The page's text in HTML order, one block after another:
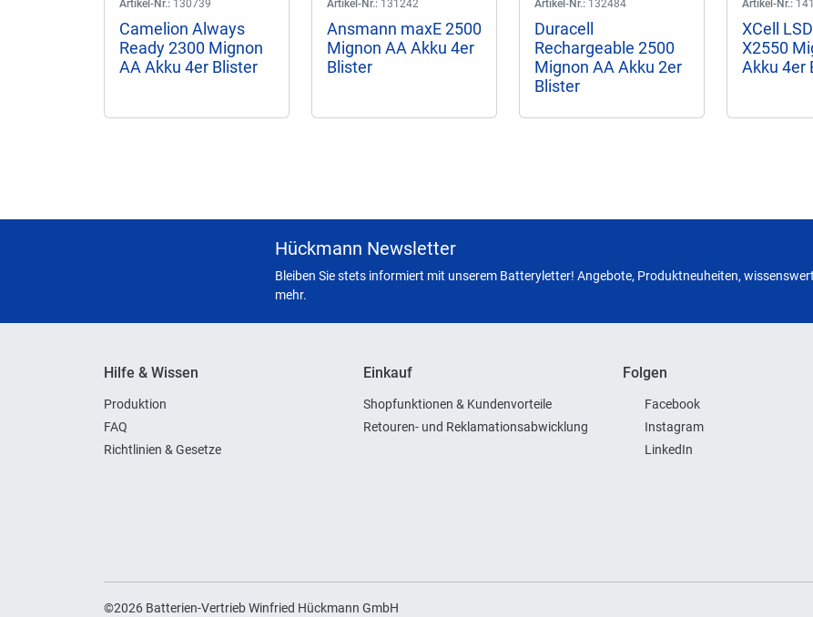
Artikel-Nr.: 130739
Camelion Always
Ready 2300 Mignon
AA Akku 4er Blister
Artikel-Nr.: 131242
Ansmann maxE 2500
Mignon AA Akku 4er
Blister
Artikel-Nr.: 132484
Duracell
Rechargeable 2500
Mignon AA Akku 2er
Blister
Artikel-Nr.:
XCell
X2550
Akku 4er
Hückmann Newsletter
Bleiben Sie stets informiert mit unserem Batteryletter! Angebote, Produktneuheiten,
mehr.
Hilfe & Wissen
Produktion
FAQ
Richtlinien & Gesetze
Einkauf
Shopfunktionen & Kundenvorteile
Retouren- und Reklamationsabwicklung
Folgen
Facebook
Instagram
LinkedIn
©2026 Batterien-Vertrieb Winfried Hückmann GmbH